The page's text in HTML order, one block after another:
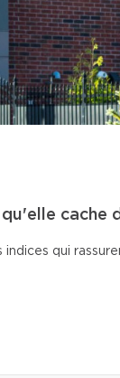
cache
qui